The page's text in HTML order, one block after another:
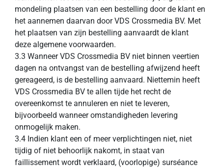
mondeling plaatsen van een bestelling door de klant en
het aannemen daarvan door VDS Crossmedia BV. Met
het plaatsen van zijn bestelling aanvaardt de klant
deze algemene voorwaarden.
3.3 Wanneer VDS Crossmedia BV niet binnen veertien
dagen na ontvangst van de bestelling afwijzend heeft
gereageerd, is de bestelling aanvaard. Niettemin heeft
VDS Crossmedia BV te allen tijde het recht de
overeenkomst te annuleren en niet te leveren,
bijvoorbeeld wanneer omstandigheden levering
onmogelijk maken.
3.4 Indien klant een of meer verplichtingen niet, niet
tijdig of niet behoorlijk nakomt, in staat van
faillissement wordt verklaard, (voorlopige) surséance